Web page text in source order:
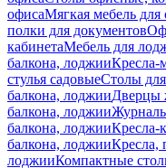
офисаМягкая мебель для
полки для документов
кабинетаМебель для
балкона, лоджииКресла-
стулья садовыеСтолы
балкона, лоджииДверцы
балкона, лоджии
балкона, лоджииКресла-
балкона, лоджииКресла,
лоджииКомпактные